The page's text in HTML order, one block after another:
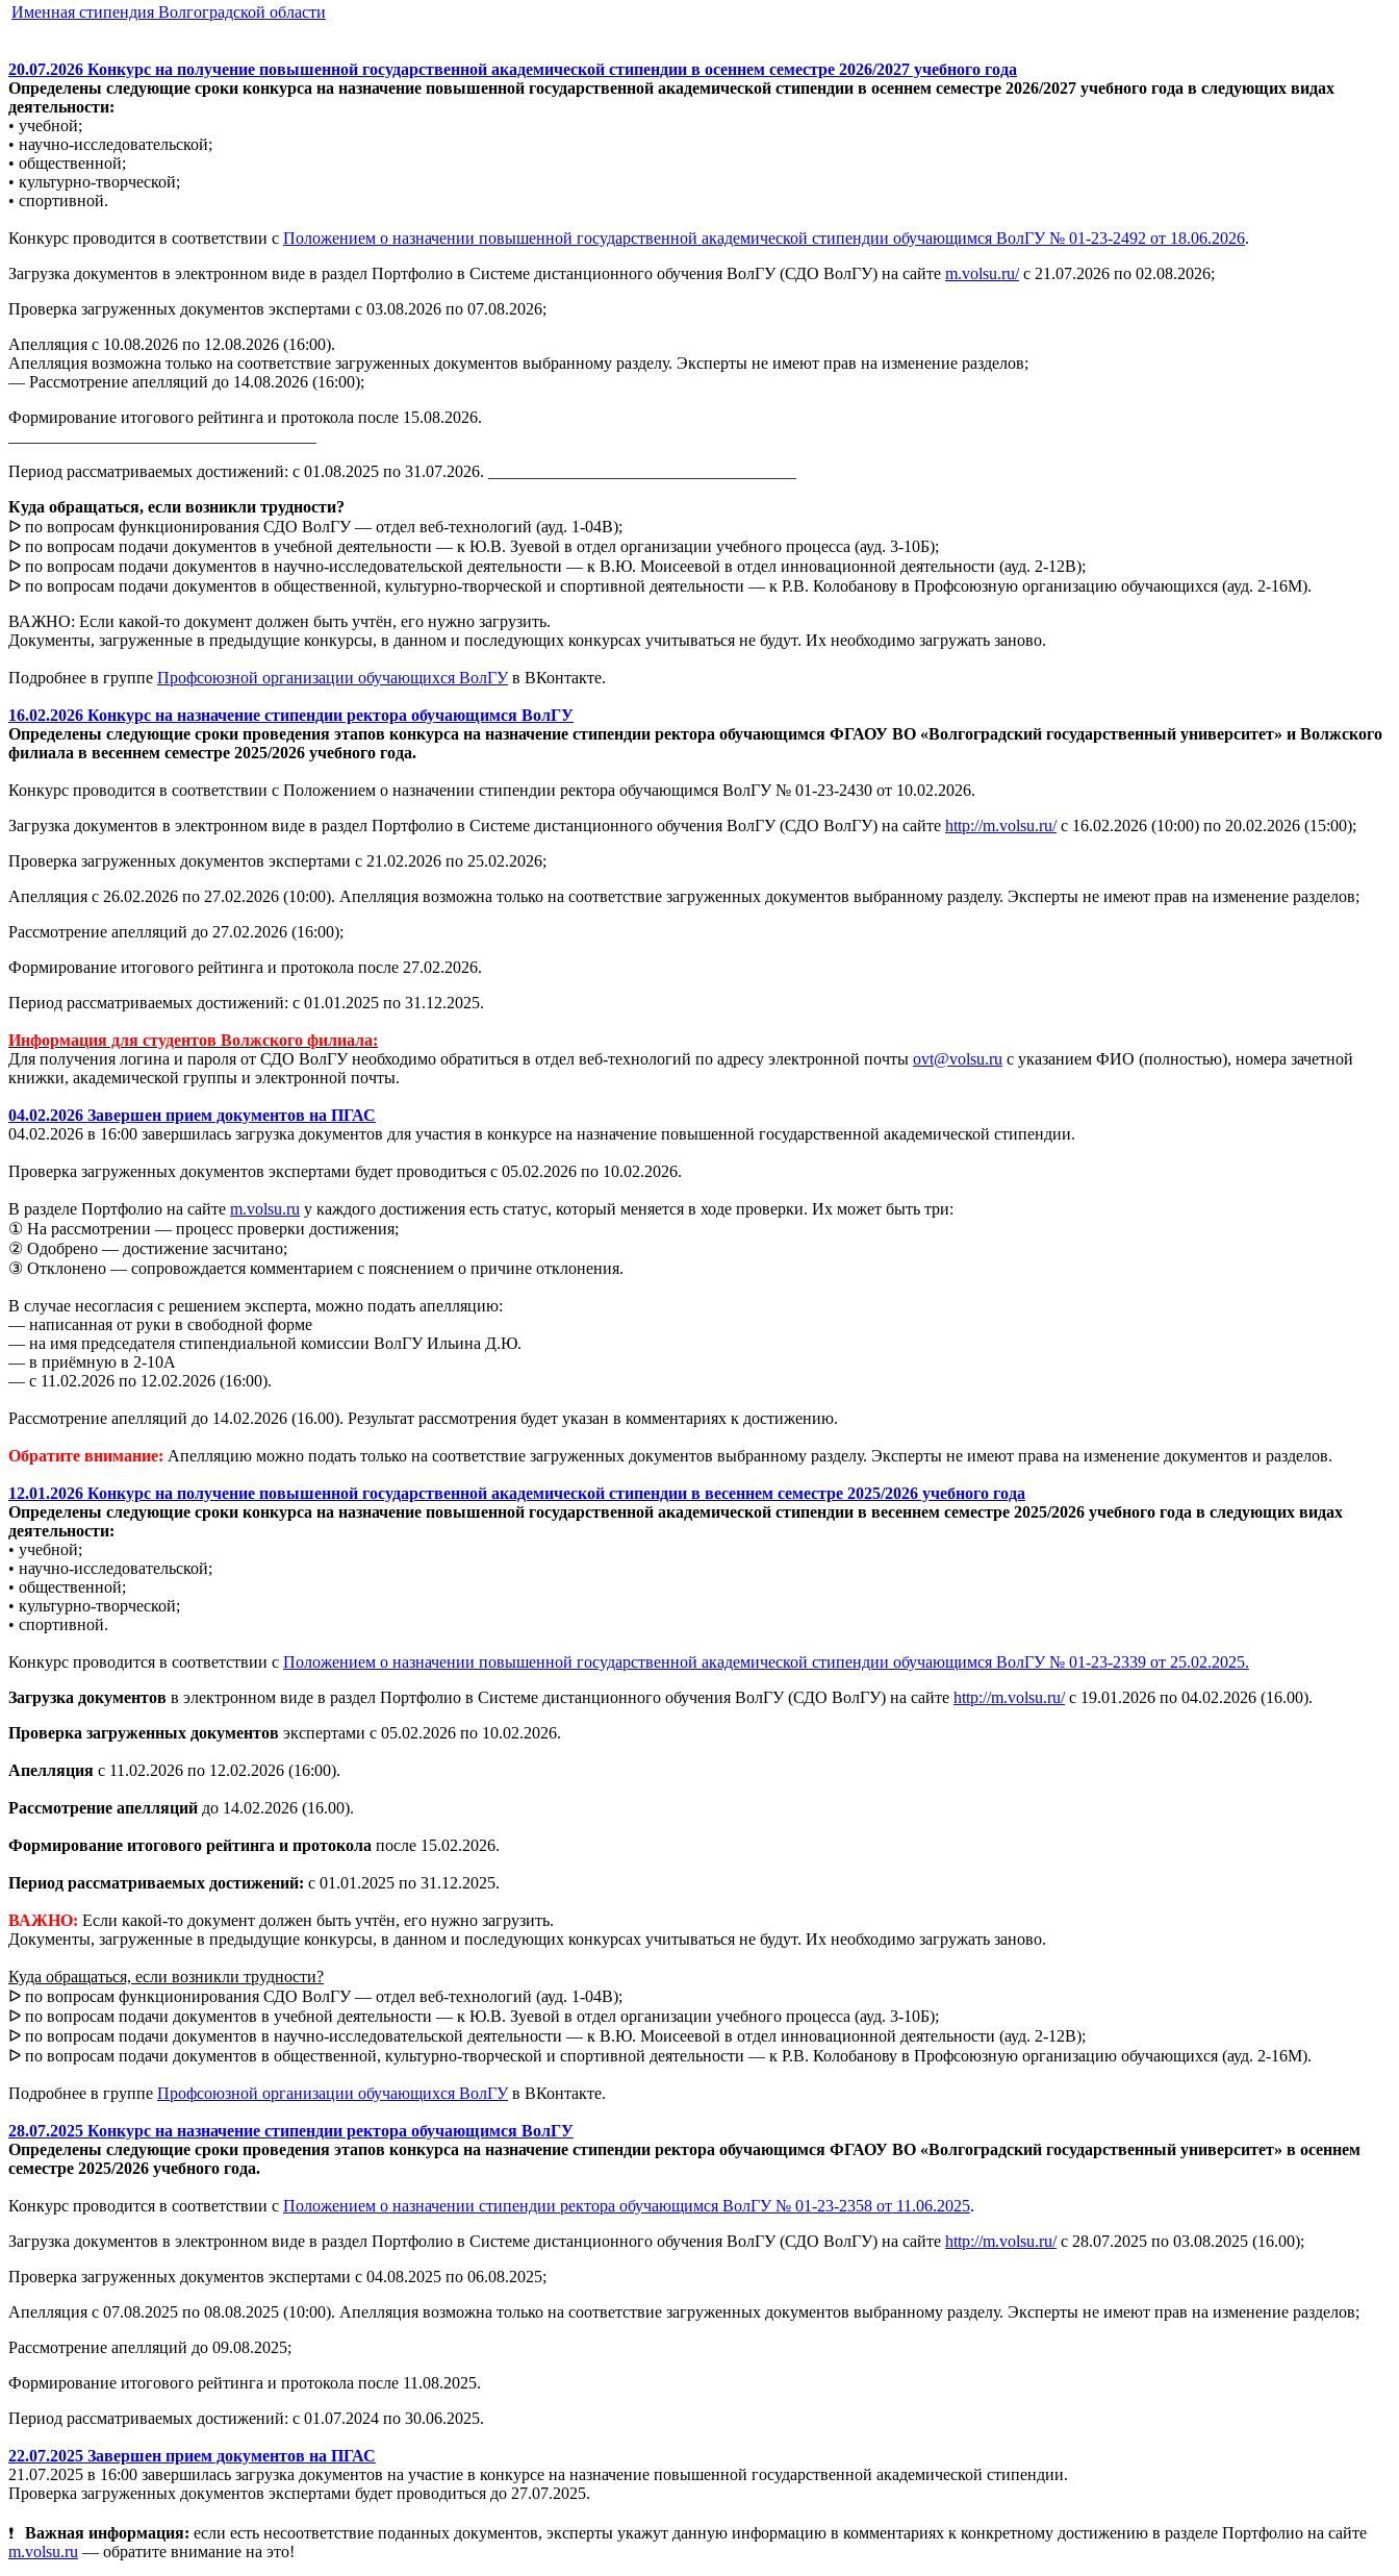
Именная стипендия Волгоградской области
20.07.2026 Конкурс на получение повышенной государственной академической стипендии в осеннем семестре 2026/2027 учебного года
Определены следующие сроки конкурса на назначение повышенной государственной академической стипендии в осеннем семестре 2026/2027 учебного года в следующих видах
деятельности:
• учебной;
• научно-исследовательской;
• общественной;
• культурно-творческой;
• спортивной.
Конкурс проводится в соответствии с Положением о назначении повышенной государственной академической стипендии обучающимся ВолГУ№ 01-23-2492 от 18.06.2026.
Загрузка документов в электронном виде в раздел Портфолио в Системе дистанционного обучения ВолГУ (СДО ВолГУ) на сайте m.volsu.ru/с 21.07.2026 по 02.08.2026;
Проверка загруженных документов экспертами с 03.08.2026 по 07.08.2026;
Апелляция с 10.08.2026 по 12.08.2026 (16:00).
Апелляция возможна только на соответствие загруженных документов выбранному разделу. Эксперты не имеют прав на изменение разделов;
— Рассмотрение апелляций до 14.08.2026 (16:00);
Формирование итогового рейтинга и протокола после 15.08.2026.
Период рассматриваемых достижений: с 01.08.2025 по 31.07.2026. _____________________________________
Куда обращаться, если возникли трудности?
ᐅ по вопросам функционирования СДО ВолГУ — отдел веб-технологий (ауд. 1-04В);
ᐅ по вопросам подачи документов в учебной деятельности — к Ю.В. Зуевой в отдел организации учебного процесса (ауд. 3-10Б);
ᐅ по вопросам подачи документов в научно-исследовательской деятельности — к В.Ю. Моисеевой в отдел инновационной деятельности (ауд. 2-12В);
ᐅ по вопросам подачи документов в общественной, культурно-творческой и спортивной деятельности — к Р.В. Колобанову в Профсоюзную организацию обучающихся (ауд. 2-16М).
ВАЖНО: Если какой-то документ должен быть учтён, его нужно загрузить.
Документы, загруженные в предыдущие конкурсы, в данном и последующих конкурсах учитываться не будут. Их необходимо загружать заново.
Подробнее в группе Профсоюзной организации обучающихся ВолГУв ВКонтакте.
16.02.2026 Конкурс на назначение стипендии ректора обучающимся ВолГУ
Определены следующие сроки проведения этапов конкурса на назначение стипендии ректора обучающимся ФГАОУ ВО «Волгоградский государственный университет» и Волжского
филиала в весеннем семестре 2025/2026 учебного года.
Конкурс проводится в соответствии с Положением о назначении стипендии ректора обучающимся ВолГУ № 01-23-2430 от 10.02.2026.
Загрузка документов в электронном виде в раздел Портфолио в Системе дистанционного обучения ВолГУ (СДО ВолГУ) на сайте http://m.volsu.ru/с 16.02.2026 (10:00) по 20.02.2026 (15:00);
Проверка загруженных документов экспертами с 21.02.2026 по 25.02.2026;
Апелляция с 26.02.2026 по 27.02.2026 (10:00). Апелляция возможна только на соответствие загруженных документов выбранному разделу. Эксперты не имеют прав на изменение разделов;
Рассмотрение апелляций до 27.02.2026 (16:00);
Формирование итогового рейтинга и протокола после 27.02.2026.
Период рассматриваемых достижений: с 01.01.2025 по 31.12.2025.
Информация для студентов Волжского филиала:
Для получения логина и пароля от СДО ВолГУ необходимо обратиться в отдел веб-технологий по адресу электронной почты ovt@volsu.ru с указанием ФИО (полностью), номера зачетной
книжки, академической группы и электронной почты.
04.02.2026 Завершен прием документов на ПГАС
04.02.2026 в 16:00 завершилась загрузка документов для участия в конкурсе на назначение повышенной государственной академической стипендии.
Проверка загруженных документов экспертами будет проводиться с 05.02.2026 по 10.02.2026.
В разделе Портфолио на сайте m.volsu.ru у каждого достижения есть статус, который меняется в ходе проверки. Их может быть три:
① На рассмотрении — процесс проверки достижения;
② Одобрено — достижение засчитано;
③ Отклонено — сопровождается комментарием с пояснением о причине отклонения.
В случае несогласия с решением эксперта, можно подать апелляцию:
— написанная от руки в свободной форме
— на имя председателя стипендиальной комиссии ВолГУ Ильина Д.Ю.
— в приёмную в 2-10А
— с 11.02.2026 по 12.02.2026 (16:00).
Рассмотрение апелляций до 14.02.2026 (16.00). Результат рассмотрения будет указан в комментариях к достижению.
Обратите внимание: Апелляцию можно подать только на соответствие загруженных документов выбранному разделу. Эксперты не имеют права на изменение документов и разделов.
12.01.2026 Конкурс на получение повышенной государственной академической стипендии в весеннем семестре 2025/2026 учебного года
Определены следующие сроки конкурса на назначение повышенной государственной академической стипендии в весеннем семестре 2025/2026 учебного года в следующих видах
деятельности:
• учебной;
• научно-исследовательской;
• общественной;
• культурно-творческой;
• спортивной.
Конкурс проводится в соответствии с Положением о назначении повышенной государственной академической стипендии обучающимся ВолГУ№ 01-23-2339 от 25.02.2025.
Загрузка документов в электронном виде в раздел Портфолио в Системе дистанционного обучения ВолГУ (СДО ВолГУ) на сайте http://m.volsu.ru/с 19.01.2026 по 04.02.2026 (16.00).
Проверка загруженных документов экспертами с 05.02.2026 по 10.02.2026.
Апелляция с 11.02.2026 по 12.02.2026 (16:00).
Рассмотрение апелляций до 14.02.2026 (16.00).
Формирование итогового рейтинга и протокола после 15.02.2026.
Период рассматриваемых достижений: с 01.01.2025 по 31.12.2025.
ВАЖНО: Если какой-то документ должен быть учтён, его нужно загрузить.
Документы, загруженные в предыдущие конкурсы, в данном и последующих конкурсах учитываться не будут. Их необходимо загружать заново.
Куда обращаться, если возникли трудности?
ᐅ по вопросам функционирования СДО ВолГУ — отдел веб-технологий (ауд. 1-04В);
ᐅ по вопросам подачи документов в учебной деятельности — к Ю.В. Зуевой в отдел организации учебного процесса (ауд. 3-10Б);
ᐅ по вопросам подачи документов в научно-исследовательской деятельности — к В.Ю. Моисеевой в отдел инновационной деятельности (ауд. 2-12В);
ᐅ по вопросам подачи документов в общественной, культурно-творческой и спортивной деятельности — к Р.В. Колобанову в Профсоюзную организацию обучающихся (ауд. 2-16М).
Подробнее в группе Профсоюзной организации обучающихся ВолГУв ВКонтакте.
28.07.2025 Конкурс на назначение стипендии ректора обучающимся ВолГУ
Определены следующие сроки проведения этапов конкурса на назначение стипендии ректора обучающимся ФГАОУ ВО «Волгоградский государственный университет» в осеннем
семестре 2025/2026 учебного года.
Конкурс проводится в соответствии с Положением о назначении стипендии ректора обучающимся ВолГУ № 01-23-2358 от 11.06.2025.
Загрузка документов в электронном виде в раздел Портфолио в Системе дистанционного обучения ВолГУ (СДО ВолГУ) на сайте http://m.volsu.ru/с 28.07.2025 по 03.08.2025 (16.00);
Проверка загруженных документов экспертами с 04.08.2025 по 06.08.2025;
Апелляция с 07.08.2025 по 08.08.2025 (10:00). Апелляция возможна только на соответствие загруженных документов выбранному разделу. Эксперты не имеют прав на изменение разделов;
Рассмотрение апелляций до 09.08.2025;
Формирование итогового рейтинга и протокола после 11.08.2025.
Период рассматриваемых достижений: с 01.07.2024 по 30.06.2025.
22.07.2025 Завершен прием документов на ПГАС
21.07.2025 в 16:00 завершилась загрузка документов на участие в конкурсе на назначение повышенной государственной академической стипендии.
Проверка загруженных документов экспертами будет проводиться до 27.07.2025.
Важная информация: если есть несоответствие поданных документов, эксперты укажут данную информацию в комментариях к конкретному достижению в разделе Портфолио на сайте
m.volsu.ru — обратите внимание на это!